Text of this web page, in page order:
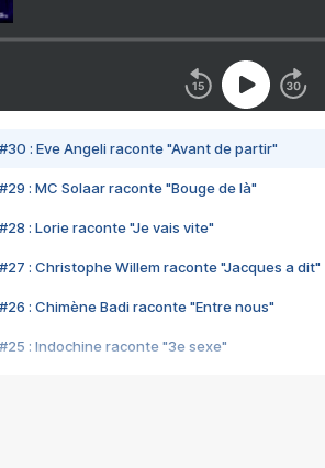
#30 : Eve Angeli raconte "Avant de partir"
#29 : MC Solaar raconte "Bouge de là"
#28 : Lorie raconte "Je vais vite"
#27 : Christophe Willem raconte "Jacques a dit"
#26 : Chimène Badi raconte "Entre nous"
#25 : Indochine raconte "3e sexe"